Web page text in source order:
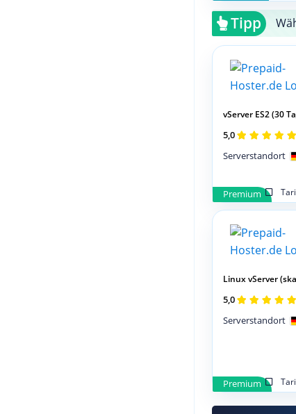
Tipp
Premium
vServer ES2 (30
5,0
Serverstandort
Premium
Linux vServer
5,0
Serverstandort